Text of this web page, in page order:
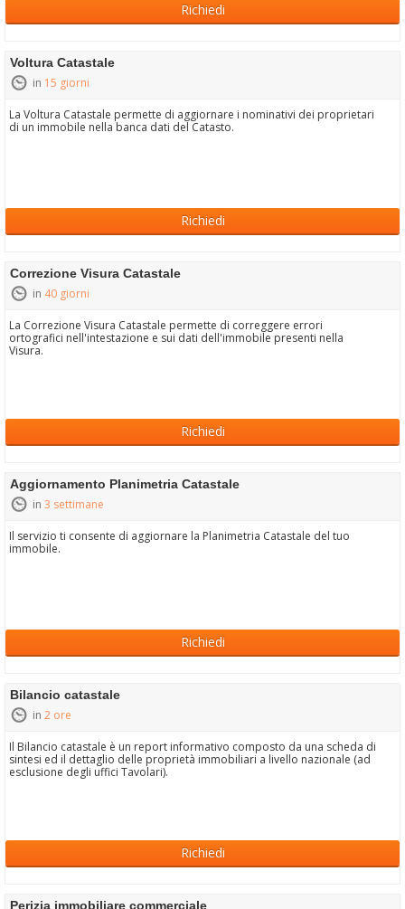
Richiedi
Voltura Catastale
in 15 giorni
La Voltura Catastale permette di aggiornare i nominativi dei proprietari
di un immobile nella banca dati del Catasto.
Richiedi
Correzione Visura Catastale
in 40 giorni
La Correzione Visura Catastale permette di correggere errori
ortografici nell'intestazione e sui dati dell'immobile presenti nella
Visura.
Richiedi
Aggiornamento Planimetria Catastale
in 3 settimane
Il servizio ti consente di aggiornare la Planimetria Catastale del tuo
immobile.
Richiedi
Bilancio catastale
in 2 ore
Il Bilancio catastale è un report informativo composto da una scheda di
sintesi ed il dettaglio delle proprietà immobiliari a livello nazionale (ad
esclusione degli uffici Tavolari).
Richiedi
Perizia immobiliare commerciale